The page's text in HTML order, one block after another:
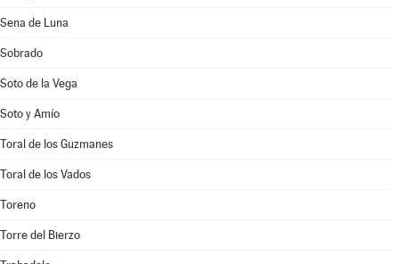
Sena de Luna
Sobrado
Soto de la Vega
Soto y Amío
Toral de los Guzmanes
Toral de los Vados
Toreno
Torre del Bierzo